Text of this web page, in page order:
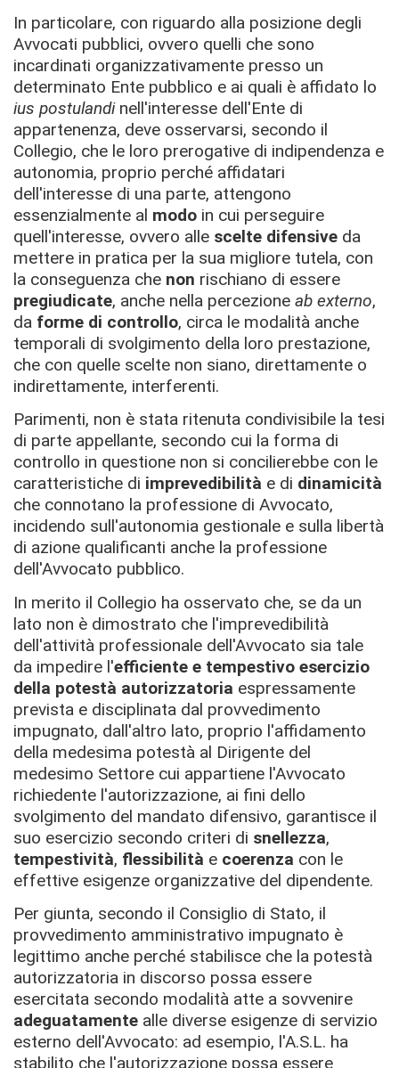
In particolare, con riguardo alla posizione degli
Avvocati pubblici, ovvero quelli che sono
incardinati organizzativamente presso un
determinato Ente pubblico e ai quali è affidato lo
ius postulandinell'interesse dell'Ente di
appartenenza, deve osservarsi, secondo il
Collegio, che le loro prerogative di indipendenza e
autonomia, proprio perché affidatari
dell'interesse di una parte, attengono
essenzialmente al modo in cui perseguire
quell'interesse, ovvero alle scelte difensive da
mettere in pratica per la sua migliore tutela, con
la conseguenza che non rischiano di essere
pregiudicate, anche nella percezione ab externo,
da forme di controllo, circa le modalità anche
temporali di svolgimento della loro prestazione,
che con quelle scelte non siano, direttamente o
indirettamente, interferenti.
Parimenti, non è stata ritenuta condivisibile la tesi
di parte appellante, secondo cui la forma di
controllo in questione non si concilierebbe con le
caratteristiche di imprevedibilità e di dinamicità
che connotano la professione di Avvocato,
incidendo sull'autonomia gestionale e sulla libertà
di azione qualificanti anche la professione
dell'Avvocato pubblico.
In merito il Collegio ha osservato che, se da un
lato non è dimostrato che l'imprevedibilità
dell'attività professionale dell'Avvocato sia tale
da impedire l'efficiente e tempestivo esercizio
della potestà autorizzatoria espressamente
prevista e disciplinata dal provvedimento
impugnato, dall'altro lato, proprio l'affidamento
della medesima potestà al Dirigente del
medesimo Settore cui appartiene l'Avvocato
richiedente l'autorizzazione, ai fini dello
svolgimento del mandato difensivo, garantisce il
suo esercizio secondo criteri di snellezza,
tempestività, flessibilità e coerenza con le
effettive esigenze organizzative del dipendente.
Per giunta, secondo il Consiglio di Stato, il
provvedimento amministrativo impugnato è
legittimo anche perché stabilisce che la potestà
autorizzatoria in discorso possa essere
esercitata secondo modalità atte a sovvenire
adeguatamente alle diverse esigenze di servizio
esterno dell'Avvocato: ad esempio, l'A.S.L. ha
stabilito che l'autorizzazione possa essere